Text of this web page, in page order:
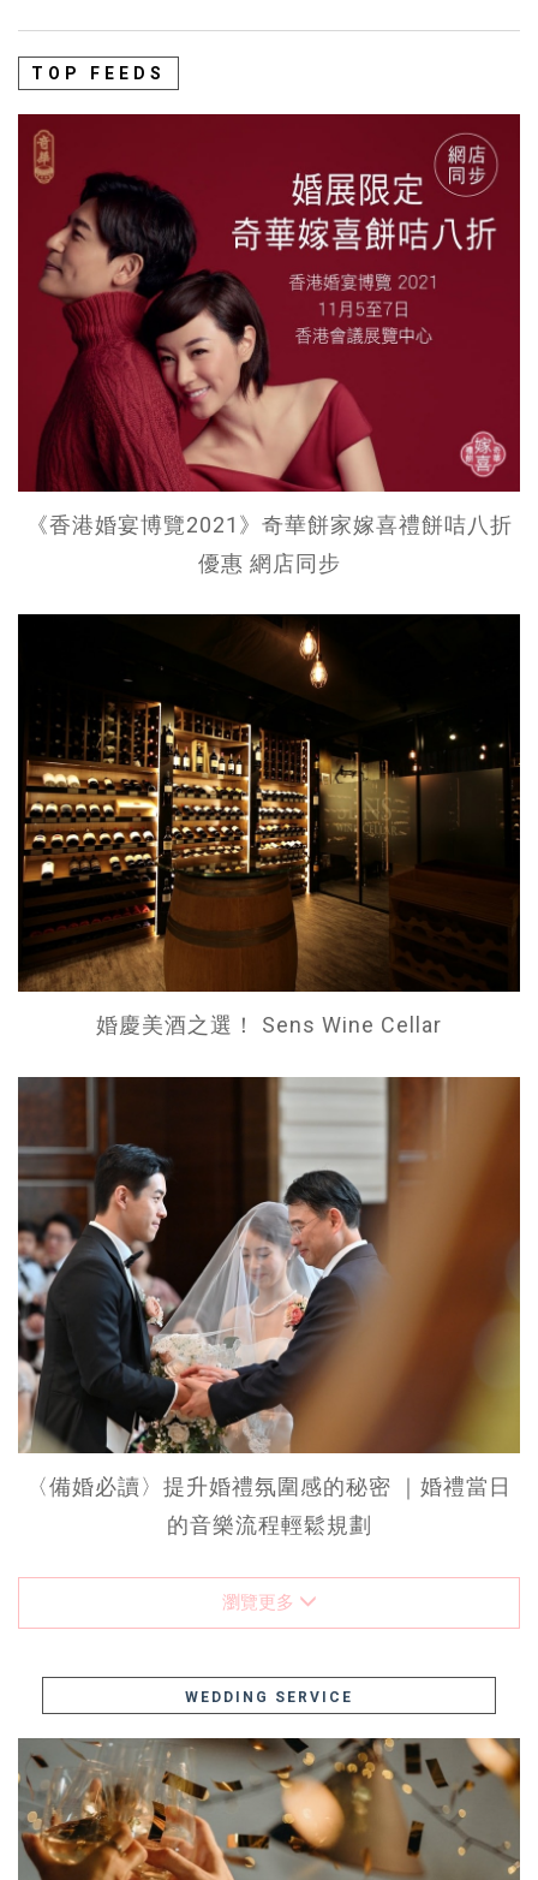
TOP FEEDS
《香港婚宴博覽2021》奇華餅家嫁喜禮餅咭八折
優惠 網店同步
婚慶美酒之選！ Sens Wine Cellar
〈備婚必讀〉提升婚禮氛圍感的秘密 ｜婚禮當日
的音樂流程輕鬆規劃
瀏覽更多
WEDDING SERVICE